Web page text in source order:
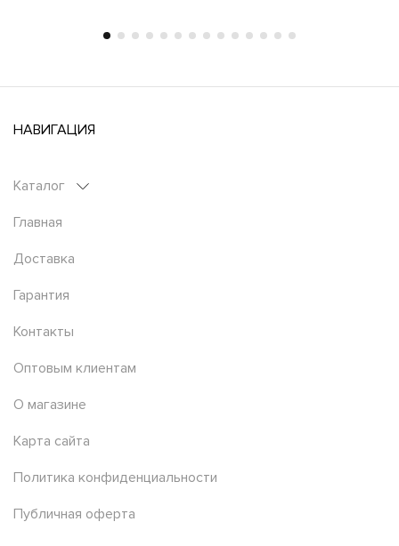
НАВИГАЦИЯ
Каталог
Главная
Доставка
Гарантия
Контакты
Оптовым клиентам
О магазине
Карта сайта
Политика конфиденциальности
Публичная оферта